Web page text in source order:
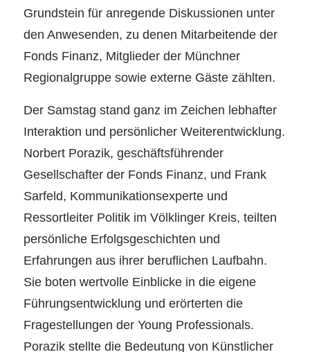
Grundstein für anregende Diskussionen unter
den Anwesenden, zu denen Mitarbeitende der
Fonds Finanz, Mitglieder der Münchner
Regionalgruppe sowie externe Gäste zählten.
Der Samstag stand ganz im Zeichen lebhafter
Interaktion und persönlicher Weiterentwicklung.
Norbert Porazik, geschäftsführender
Gesellschafter der Fonds Finanz, und Frank
Sarfeld, Kommunikationsexperte und
Ressortleiter Politik im Völklinger Kreis, teilten
persönliche Erfolgsgeschichten und
Erfahrungen aus ihrer beruflichen Laufbahn.
Sie boten wertvolle Einblicke in die eigene
Führungsentwicklung und erörterten die
Fragestellungen der Young Professionals.
Porazik stellte die Bedeutung von Künstlicher